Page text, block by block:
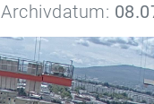
Archivdatum: